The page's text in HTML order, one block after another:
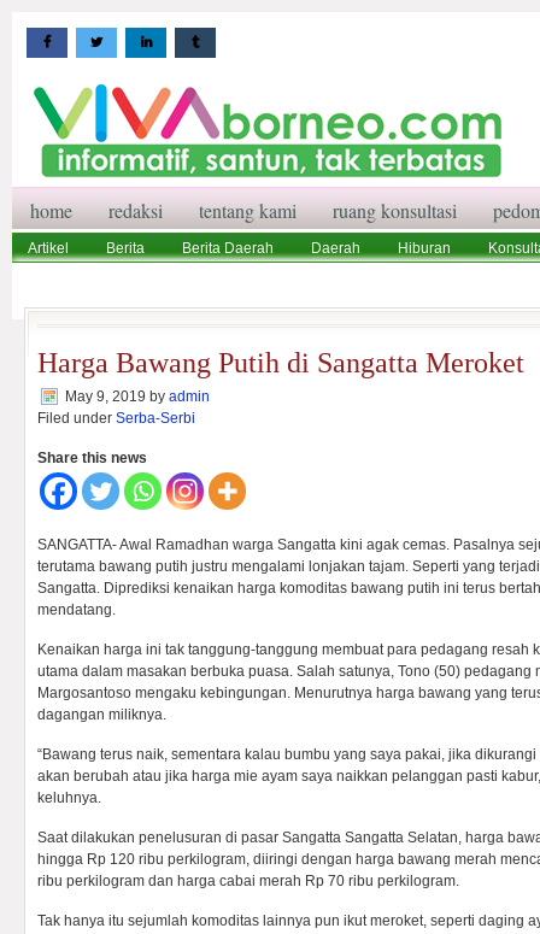
home redaksi tentang kami ruang konsultasi
Artikel Berita Berita Daerah Daerah Hiburan
Harga Bawang Putih di Sangatta Meroket
May 9, 2019 by admin
Filed under Serba-Serbi
Share this news
SANGATTA- Awal Ramadhan warga Sangatta kini agak cemas. Pasalnya
terutama bawang putih justru mengalami lonjakan tajam. Seperti yang
Sangatta. Diprediksi kenaikan harga komoditas bawang putih ini terus
mendatang.
Kenaikan harga ini tak tanggung-tanggung membuat para pedagang resah
utama dalam masakan berbuka puasa. Salah satunya, Tono (50) pedagang
Margosantoso mengaku kebingungan. Menurutnya harga bawang yang
dagangan miliknya.
“Bawang terus naik, sementara kalau bumbu yang saya pakai, jika
akan berubah atau jika harga mie ayam saya naikkan pelanggan pasti
keluhnya.
Saat dilakukan penelusuran di pasar Sangatta Sangatta Selatan, harga
hingga Rp 120 ribu perkilogram, diiringi dengan harga bawang merah
ribu perkilogram dan harga cabai merah Rp 70 ribu perkilogram.
Tak hanya itu sejumlah komoditas lainnya pun ikut meroket, seperti daging